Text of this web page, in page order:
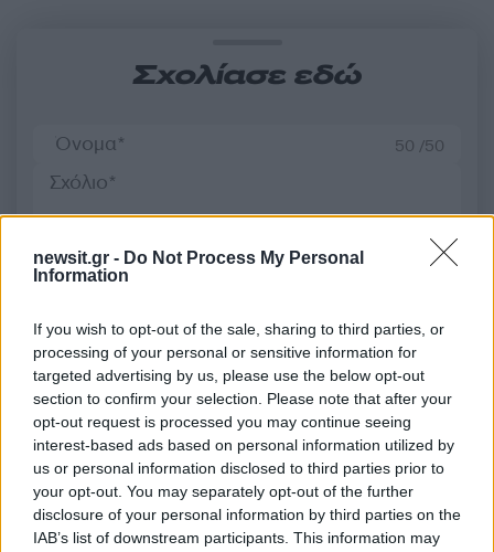
newsit.gr - Do Not Process My Personal
Information
If you wish to opt-out of the sale, sharing to third parties, or
processing of your personal or sensitive information for
targeted advertising by us, please use the below opt-out
section to confirm your selection. Please note that after your
opt-out request is processed you may continue seeing
interest-based ads based on personal information utilized by
us or personal information disclosed to third parties prior to
your opt-out. You may separately opt-out of the further
disclosure of your personal information by third parties on the
IAB’s list of downstream participants. This information may
Σχολίασε εδώ
50 /50
Υποβολή σχολίου
Όροι Χρήσης. Το site προστατεύεται από reCAPTCHA, ισχύουν
Πολιτική Απορρήτου&Όροι Χρήσηςτης Google.
Πολιτική
ΔΙΩΞΗ ΗΛΕΚΤΡΟΝΙΚΟΥ ΕΓΚΗΜΑΤΟΣ
ΠΑΝΟΣ ΣΚΟΥΡΛΕΤΗΣ
ΣΥΡΙΖΑ
Share: